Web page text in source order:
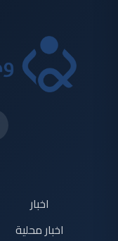
اخبار
اخبار محلية